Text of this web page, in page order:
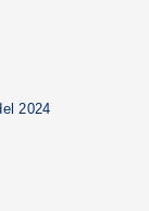
2024